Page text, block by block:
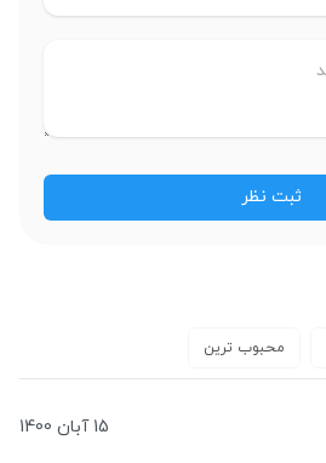
محبوب ترین
15 آبان 1400